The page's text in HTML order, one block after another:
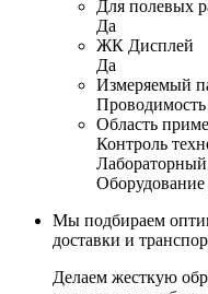
Для полевых
Да
ЖК Дисплей
Да
Измеряемый
Проводимость
Область
Контроль
Оборудование
Мы подбираем
доставки и
Делаем жесткую